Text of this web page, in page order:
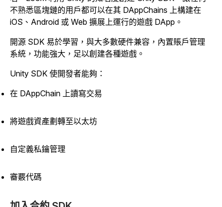
不熟悉區塊鏈的用戶都可以在其 DAppChains 上構建在
iOS、Android 或 Web 擴展上運行的遊戲 DApp。
開源 SDK 易於學習，與大多數硬件兼容，內置賬戶管理
系統，功能強大，足以創建各種遊戲。
Unity SDK 使開發者能夠：
在 DAppChain 上讀寫交易
將遊戲資產劃轉至以太坊
自定義私鑰管理
審覈代碼